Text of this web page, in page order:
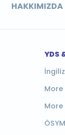
HAKKIMIZDA
YDS
More
More